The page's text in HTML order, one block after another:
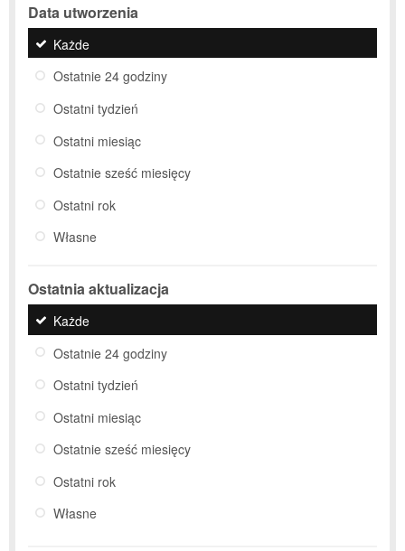
Data utworzenia
Każde
Ostatnie 24 godziny
Ostatni tydzień
Ostatni miesiąc
Ostatnie sześć miesięcy
Ostatni rok
Własne
Ostatnia aktualizacja
Każde
Ostatnie 24 godziny
Ostatni tydzień
Ostatni miesiąc
Ostatnie sześć miesięcy
Ostatni rok
Własne